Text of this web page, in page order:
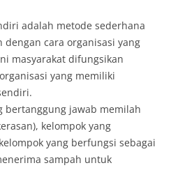
adalah metode sederhana
cara organisasi yang
masyarakat difungsikan
yang memiliki
bertanggung jawab memilah
kelompok yang
yang berfungsi sebagai
sampah untuk